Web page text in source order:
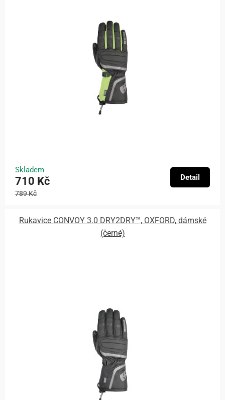
Skladem
710 Kč
789 Kč
Detail
Rukavice CONVOY 3.0 DRY2DRY™, OXFORD, dámské
(černé)